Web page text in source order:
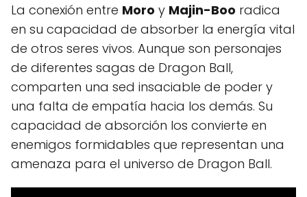
La conexión entre Moro y Majin-Boo radica
en su capacidad de absorber la energía vital
de otros seres vivos. Aunque son personajes
de diferentes sagas de Dragon Ball,
comparten una sed insaciable de poder y
una falta de empatía hacia los demás. Su
capacidad de absorción los convierte en
enemigos formidables que representan una
amenaza para el universo de Dragon Ball.